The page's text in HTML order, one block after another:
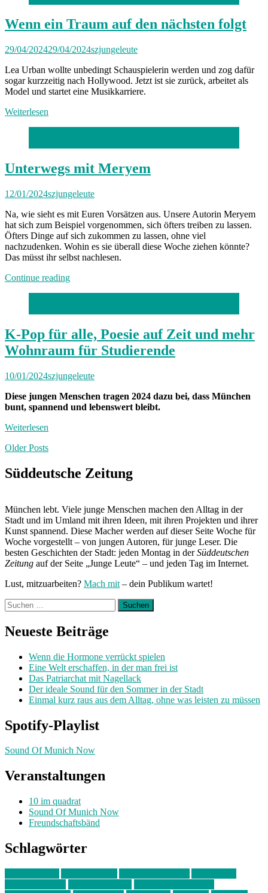
Wenn ein Traum auf den nächsten folgt
29/04/202429/04/2024szjungeleute
Lea Urban wollte unbedingt Schauspielerin werden und zog dafür
sogar kurzzeitig nach Hollywood. Jetzt ist sie zurück, arbeitet als
Model und startet eine Musikkarriere.
Weiterlesen
Unterwegs mit Meryem
12/01/2024szjungeleute
Na, wie sieht es mit Euren Vorsätzen aus. Unsere Autorin Meryem
hat sich zum Beispiel vorgenommen, sich öfters treiben zu lassen.
Öfters Dinge auf sich zukommen zu lassen, ohne viel
nachzudenken. Wohin es sie überall diese Woche ziehen könnte?
Das müsst ihr selbst nachlesen.
Continue reading„Unterwegs
K-Pop für alle, Poesie auf Zeit und mehr
Wohnraum für Studierende
10/01/2024szjungeleute
Diese jungen Menschen tragen 2024 dazu bei, dass München
bunt, spannend und lebenswert bleibt.
Weiterlesen
Posts
navigation
Older Posts
Süddeutsche Zeitung
München lebt. Viele junge Menschen machen den Alltag in der
Stadt und im Umland mit ihren Ideen, mit ihren Projekten und ihrer
Kunst spannend. Diese Macher werden auf dieser Seite Woche für
Woche vorgestellt – von jungen Autoren, für junge Leser. Die
besten Geschichten der Stadt: jeden Montag in derSüddeutschen
Zeitung auf der Seite „Junge Leute“ – und jeden Tag im Internet.
Lust, mitzuarbeiten? Mach mit – dein Publikum wartet!
Suchen
nach:
Neueste Beiträge
Wenn die Hormone verrückt spielen
Eine Welt erschaffen, in der man frei ist
Das Patriarchat mit Nagellack
Der ideale Sound für den Sommer in der Stadt
Einmal kurz raus aus dem Alltag, ohne was leisten zu müssen
Spotify-Playlist
Sound Of Munich Now
Veranstaltungen
10 im quadrat
Sound Of Munich Now
Freundschaftsbänd
Schlagwörter